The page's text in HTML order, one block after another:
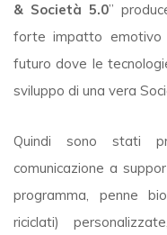
& Società 5.0”
forte impatto emotivo
futuro dove le
sviluppo di una vera
Quindi sono stati
comunicazione a
programma, penne
riciclati)